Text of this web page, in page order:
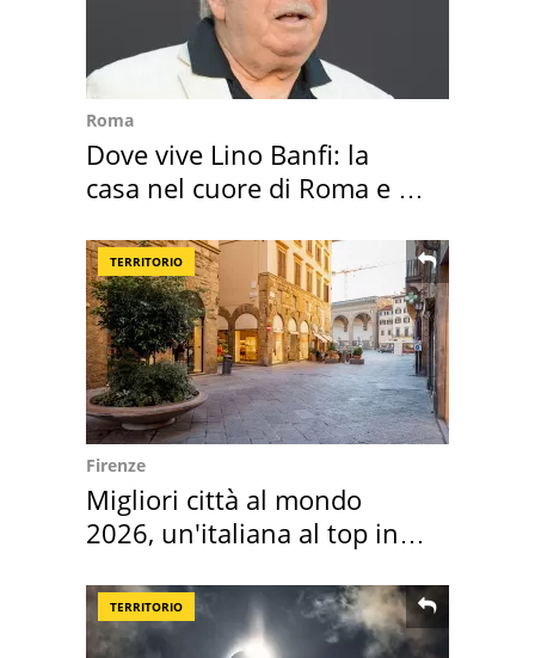
Roma
Dove vive Lino Banfi: la
casa nel cuore di Roma e i
TERRITORIO
Firenze
Migliori città al mondo
2026, un'italiana al top in
TERRITORIO